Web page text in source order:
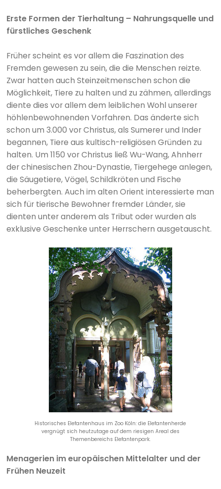
Erste Formen der Tierhaltung – Nahrungsquelle und
fürstliches Geschenk
Früher scheint es vor allem die Faszination des
Fremden gewesen zu sein, die die Menschen reizte.
Zwar hatten auch Steinzeitmenschen schon die
Möglichkeit, Tiere zu halten und zu zähmen, allerdings
diente dies vor allem dem leiblichen Wohl unserer
höhlenbewohnenden Vorfahren. Das änderte sich
schon um 3.000 vor Christus, als Sumerer und Inder
begannen, Tiere aus kultisch-religiösen Gründen zu
halten. Um 1150 vor Christus ließ Wu-Wang, Ahnherr
der chinesischen Zhou-Dynastie, Tiergehege anlegen,
die Säugetiere, Vögel, Schildkröten und Fische
beherbergten. Auch im alten Orient interessierte man
sich für tierische Bewohner fremder Länder, sie
dienten unter anderem als Tribut oder wurden als
exklusive Geschenke unter Herrschern ausgetauscht.
Historisches Elefantenhaus im Zoo Köln: die Elefantenherde
vergnügt sich heutzutage auf dem riesigen Areal des
Themenbereichs Elefantenpark.
Menagerien im europäischen Mittelalter und der
Frühen Neuzeit